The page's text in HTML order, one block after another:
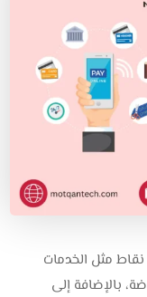
نقاط مثل الخدمات
بالإضافة إلى